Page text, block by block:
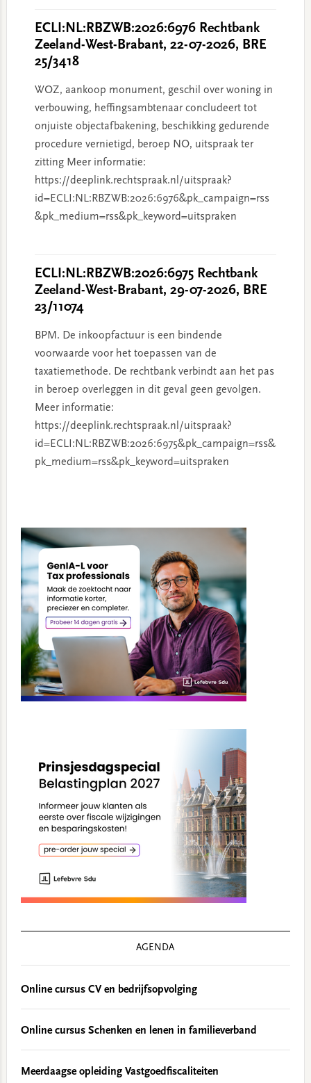
ECLI:NL:RBZWB:2026:6976 Rechtbank
Zeeland-West-Brabant, 22-07-2026, BRE
25/3418
WOZ, aankoop monument, geschil over woning in
verbouwing, heffingsambtenaar concludeert tot
onjuiste objectafbakening, beschikking gedurende
procedure vernietigd, beroep NO, uitspraak ter
zitting Meer informatie:
https://deeplink.rechtspraak.nl/uitspraak?
id=ECLI:NL:RBZWB:2026:6976&pk_campaign=rss
&pk_medium=rss&pk_keyword=uitspraken
ECLI:NL:RBZWB:2026:6975 Rechtbank
Zeeland-West-Brabant, 29-07-2026, BRE
23/11074
BPM. De inkoopfactuur is een bindende
voorwaarde voor het toepassen van de
taxatiemethode. De rechtbank verbindt aan het pas
in beroep overleggen in dit geval geen gevolgen.
Meer informatie:
https://deeplink.rechtspraak.nl/uitspraak?
id=ECLI:NL:RBZWB:2026:6975&pk_campaign=rss&
pk_medium=rss&pk_keyword=uitspraken
Sidebar
AGENDA
Online cursus CV en bedrijfsopvolging
Online cursus Schenken en lenen in familieverband
Meerdaagse opleiding Vastgoedfiscaliteiten